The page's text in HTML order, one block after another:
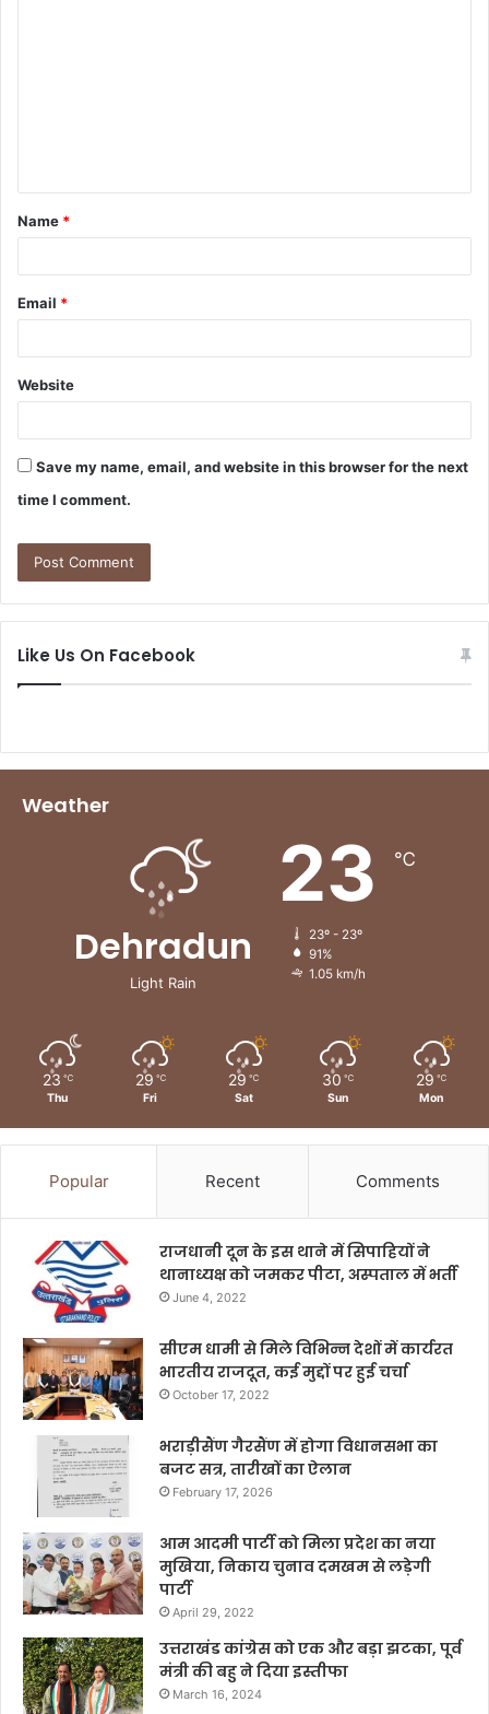
t
*
Name *
Email *
Website
Save my name, email, and website in this browser for the next
time I comment.
Like Us On Facebook
Weather
Dehradun
Light Rain
23 ℃
23º - 23º
91%
1.05 km/h
23 ℃
Thu
29 ℃
Fri
29 ℃
Sat
30 ℃
Sun
29 ℃
Mon
Popular Recent Comments
राजधानी दून के इस थाने में सिपाहियों ने
थानाध्यक्ष को जमकर पीटा, अस्पताल में भर्ती
June 4, 2022
सीएम धामी से मिले विभिन्न देशों में कार्यरत
भारतीय राजदूत, कई मुद्दों पर हुई चर्चा
October 17, 2022
भराड़ीसैंण गैरसैंण में होगा विधानसभा का
बजट सत्र, तारीखों का ऐलान
February 17, 2026
आम आदमी पार्टी को मिला प्रदेश का नया
मुखिया, निकाय चुनाव दमखम से लड़ेगी
पार्टी
April 29, 2022
उत्तराखंड कांग्रेस को एक और बड़ा झटका, पूर्व
मंत्री की बहु ने दिया इस्तीफा
March 16, 2024